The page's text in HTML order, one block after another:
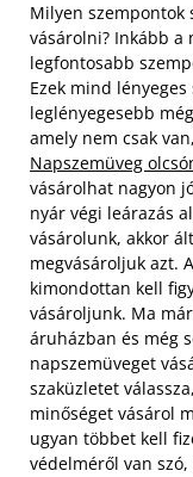
Milyen szempontok
vásárolni? Inkább a
legfontosabb
Ezek mind
leglényegesebb
amely nem csak
Napszemüveg
vásárolhat nagyon
nyár végi leárazás
vásárolunk, akkor
megvásároljuk azt.
kimondottan kell
vásároljunk. Ma
áruházban és még
napszemüveget
szaküzletet
minőséget vásárol
ugyan többet kell
védelméről van